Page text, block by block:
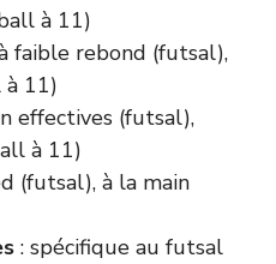
à 11)
faible rebond (futsal),
11)
effectives (futsal),
à 11)
(futsal), à la main
: spécifique au futsal